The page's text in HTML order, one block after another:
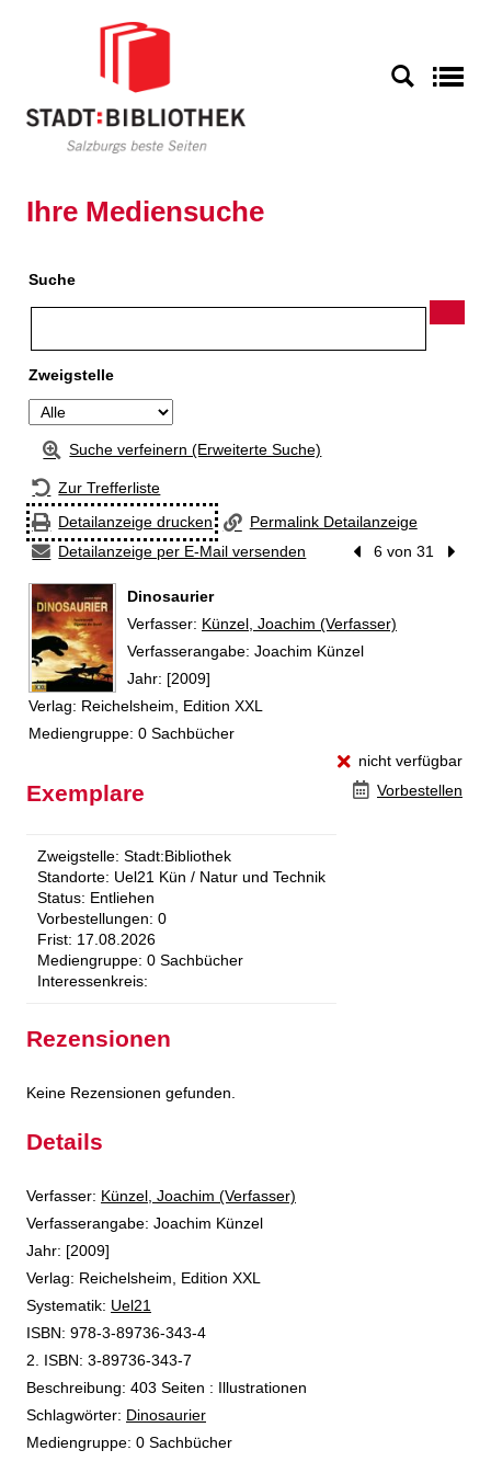
Ihre Mediensuche
Suche
Zweigstelle
Suche verfeinern (Erweiterte Suche)
Zur Trefferliste
Detailanzeige drucken
Permalink Detailanzeige
Detailanzeige per E-Mail versenden
Vorheriger Treffer
6 von 31
Dinosaurier
Verfasser: Suche nach diesem Verfasser
Künzel, Joachim (Verfasser)
Verfasserangabe: Joachim Künzel
Jahr: [2009]
Verlag: Reichelsheim, Edition XXL
Mediengruppe: 0 Sachbücher
nicht verfügbar
Vorbestellen
Exemplare
Zweigstelle: Stadt:Bibliothek
Standorte: Uel21 Kün / Natur und Technik
Status: Entliehen
Vorbestellungen: 0
Frist: 17.08.2026
Mediengruppe: 0 Sachbücher
Interessenkreis:
Rezensionen
Keine Rezensionen gefunden.
Details
Verfasser: Suche nach diesem Verfasser
Künzel, Joachim (Verfasser)
Verfasserangabe: Joachim Künzel
Jahr: [2009]
Verlag: Reichelsheim, Edition XXL
opens in new tab
Diesen Link in neuem Tab öffnen
Systematik: Suche nach dieser Systematik
Uel21
Suche nach diesem Interessenskreis
ISBN: 978-3-89736-343-4
2. ISBN: 3-89736-343-7
Beschreibung: 403 Seiten : Illustrationen
Schlagwörter: Dinosaurier
Suche nach dieser Beteiligten Person
Mediengruppe: 0 Sachbücher